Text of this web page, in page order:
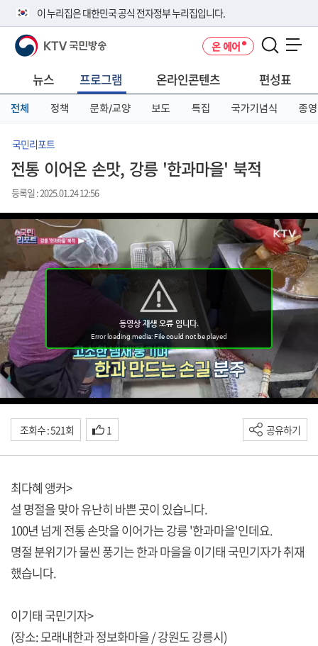
이 누리집은 대한민국 공식 전자정부 누리집입니다.
공식 누리집 주소 확인하기
니다.
이밖에 or.kr 또는 .kr등 다른 도메인 주소를 사용하고 있다면 아래 URL에
서 도메인 주소를 확인해 보세요
KTV 국민방송 온 에어
뉴스 프로그램 온라인콘텐츠 편성표
전체 정책 문화/교양 보도 특집 국가기념식 종영
국민리포트
전통 이어온 손맛, 강릉 '한과마을' 북적
등록일 : 2025.01.24 12:56
조회수 : 521회 1 공유하기
최다혜 앵커>
설 명절을 맞아 유난히 바쁜 곳이 있습니다.
100년 넘게 전통 손맛을 이어가는 강릉 '한과마을'인데요.
명절 분위기가 물씬 풍기는 한과 마을을 이기태 국민기자가 취재
했습니다.
이기태 국민기자>
(장소: 모래내한과 정보화마을 / 강원도 강릉시)